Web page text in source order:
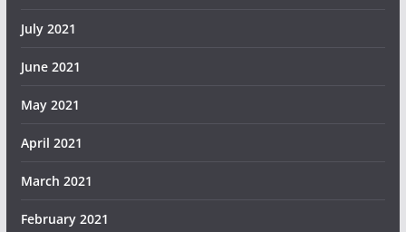
July 2021
June 2021
May 2021
April 2021
March 2021
February 2021